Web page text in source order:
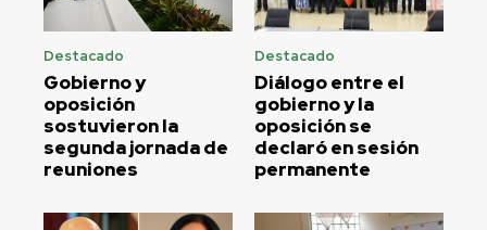
Destacado
Gobierno y
oposición
sostuvieron la
segunda jornada de
reuniones
Destacado
Diálogo entre el
gobierno y la
oposición se
declaró en sesión
permanente